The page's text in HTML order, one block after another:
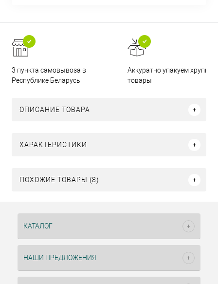
3 пункта самовывоза в
Республике Беларусь
Аккуратно упакуем хрупкие
товары
ОПИСАНИЕ ТОВАРА
ХАРАКТЕРИСТИКИ
ПОХОЖИЕ ТОВАРЫ (8)
КАТАЛОГ
НАШИ ПРЕДЛОЖЕНИЯ